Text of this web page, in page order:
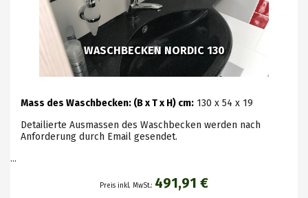
WASCHBECKEN NORDIC 130
Mass des Waschbecken: (B x T x H) cm: 130 x 54 x 19
Detailierte Ausmassen des Waschbecken werden nach
Anforderung durch Email gesendet.
...
Preis inkl. MwSt.: 491,91 €